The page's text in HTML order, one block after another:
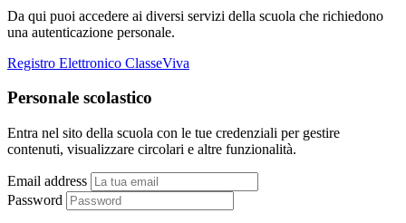
Da qui puoi accedere ai diversi servizi della scuola che richiedono
una autenticazione personale.
Registro Elettronico ClasseViva
Personale scolastico
Entra nel sito della scuola con le tue credenziali per gestire
contenuti, visualizzare circolari e altre funzionalità.
Email address
Password